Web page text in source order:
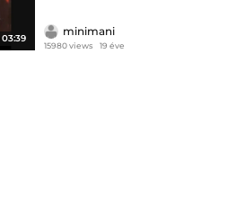
03:39
minimani
15980 views 19 éve